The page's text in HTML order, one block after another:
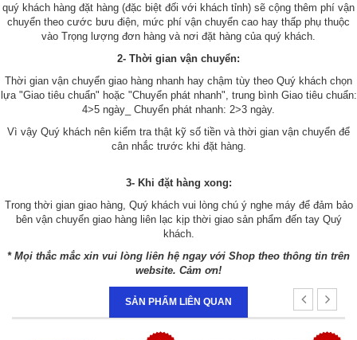
quý khách hàng đặt hàng (đặc biệt đối với khách tỉnh) sẽ cộng thêm phí vận
chuyển theo cước bưu điện, mức phí vận chuyển cao hay thấp phụ thuộc
vào Trọng lượng đơn hàng và nơi đặt hàng của quý khách.
2- Thời gian vận chuyển:
Thời gian vận chuyển giao hàng nhanh hay chậm tùy theo Quý khách chọn
lựa "Giao tiêu chuẩn" hoặc "Chuyển phát nhanh", trung bình Giao tiêu chuẩn:
4>5 ngày_ Chuyển phát nhanh: 2>3 ngày.
Vì vậy Quý khách nên kiểm tra thật kỹ số tiền và thời gian vận chuyển để
cân nhắc trước khi đặt hàng.
3- Khi đặt hàng xong:
Trong thời gian giao hàng, Quý khách vui lòng chú ý nghe máy để đảm bảo
bên vận chuyển giao hàng liên lạc kịp thời giao sản phẩm đến tay Quý
khách.
* Mọi thắc mắc xin vui lòng liên hệ ngay với Shop theo thông tin trên
website. Cảm ơn!
SẢN PHẨM LIÊN QUAN